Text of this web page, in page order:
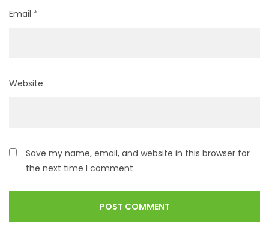
Email *
Website
Save my name, email, and website in this browser for
the next time I comment.